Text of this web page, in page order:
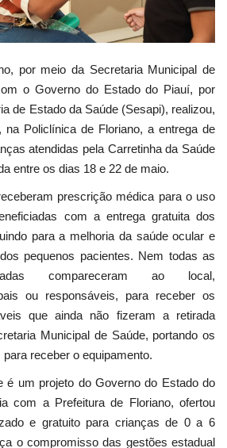
por meio da Secretaria Municipal de
o Governo do Estado do Piauí, por
de Estado da Saúde (Sesapi), realizou,
na Policlínica de Floriano, a entrega de
atendidas pela Carretinha da Saúde
entre os dias 18 e 22 de maio.
prescrição médica para o uso
com a entrega gratuita dos
para a melhoria da saúde ocular e
pequenos pacientes. Nem todas as
compareceram ao local,
ou responsáveis, para receber os
que ainda não fizeram a retirada
Municipal de Saúde, portando os
receber o equipamento.
é um projeto do Governo do Estado do
com a Prefeitura de Floriano, ofertou
e gratuito para crianças de 0 a 6
o compromisso das gestões estadual